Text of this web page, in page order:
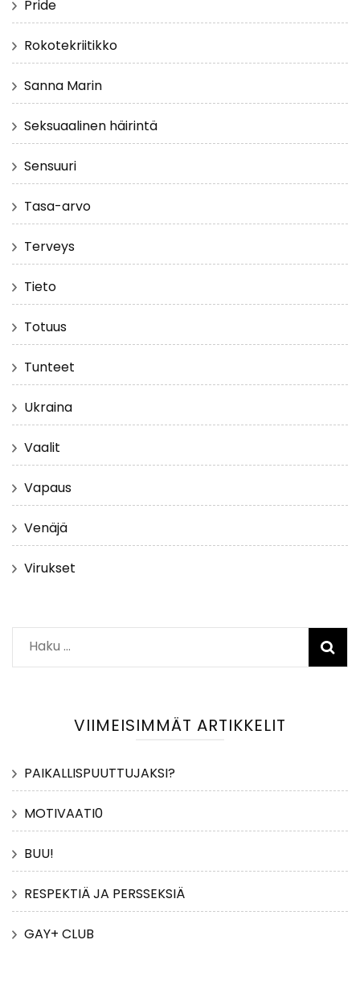
Pride
Rokotekriitikko
Sanna Marin
Seksuaalinen häirintä
Sensuuri
Tasa-arvo
Terveys
Tieto
Totuus
Tunteet
Ukraina
Vaalit
Vapaus
Venäjä
Virukset
Haku:
VIIMEISIMMÄT ARTIKKELIT
PAIKALLISPUUTTUJAKSI?
MOTIVAATI0
BUU!
RESPEKTIÄ JA PERSSEKSIÄ
GAY+ CLUB